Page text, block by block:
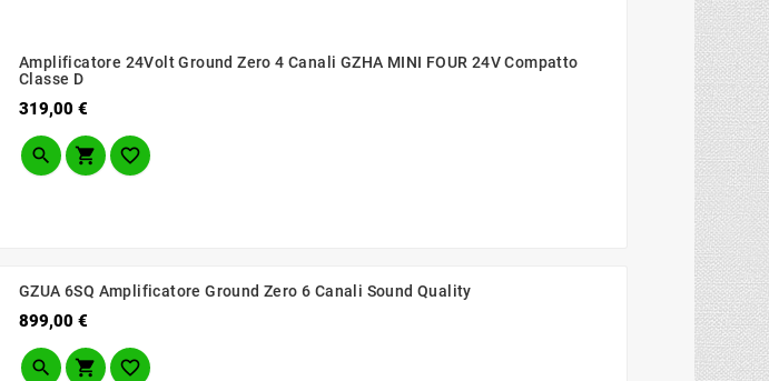
Amplificatore 24Volt Ground Zero 4 Canali GZHA MINI FOUR 24V Compatto
Classe D
319,00 €Prezzo
  
GZUA 6SQ Amplificatore Ground Zero 6 Canali Sound Quality
899,00 €Prezzo
  